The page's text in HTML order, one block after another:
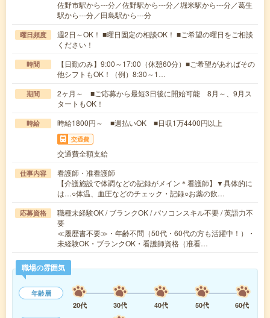
佐野市駅から---分／佐野駅から---分／堀米駅から---分／葛生
駅から---分／田島駅から---分
曜日頻度
週2日～OK！ ■曜日固定の相談OK！ ■ご希望の曜日をご相談
ください！
時間
【日勤のみ】9:00～17:00（休憩60分）■ご希望があればその
他シフトもOK！（例）8:30～1…
期間
2ヶ月～ ■ご応募から最短3日後に開始可能 8月～、9月ス
タートもOK！
時給 時給1800円～ ■週払いOK ■日収1万4400円以上
交通費
交通費全額支給
仕事内容
看護師・准看護師
【介護施設で体調などの記録がメイン＊看護師】▼具体的に
は…○体温、血圧などのチェック・記録○お薬の飲…
応募資格
職種未経験OK / ブランクOK / パソコンスキル不要 / 英語力不
要
≪履歴書不要≫・年齢不問（50代・60代の方も活躍中！）・
未経験OK・ブランクOK・看護師資格（准看…
職場の雰囲気
年齢層
20代
30代 40代 50代
60代